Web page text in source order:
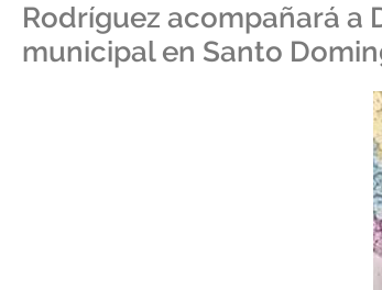
Rodríguez acompañará a
municipal en Santo